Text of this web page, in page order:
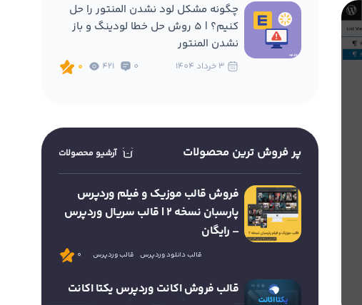
چگونه مشکل لود نشدن المنتور را حل
کنیم؟ | 5 روش حل خطا لودینگ و باز
نشدن المنتور
0
421
0
پر فروش ترین محصولات آرشیو محصولات
فروش قالب موزیک و فیلم وردپرس
پارسبان نسخه 2 | قالب سریال وردپرس
– رایگان
قالب دانلود وردپرس قالب وردپرس 0
قالب فروش اکانت وردپرس یکتا اکانت